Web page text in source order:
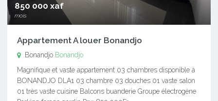
850 000 xaf
mois
Appartement A louer Bonandjo
Bonandjo Bonandjo
Magnifique et vaste appartement 03 chambres disponible à
BONANDJO DLA1 03 chambre 03 douches 01 vaste salon
01 très vaste cuisine Balcons buanderie Groupe électrogène